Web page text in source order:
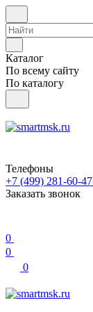
Каталог
По всему сайту
По каталогу
Телефоны
+7 (499) 281-60-47
Заказать звонок
0
0
0